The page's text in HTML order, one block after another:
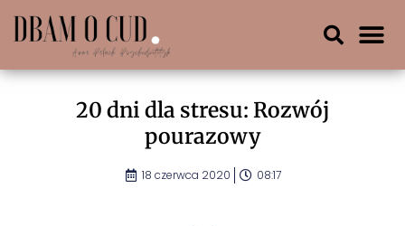
20 dni dla stresu: Rozwój
pourazowy
18 czerwca 2020 08:17